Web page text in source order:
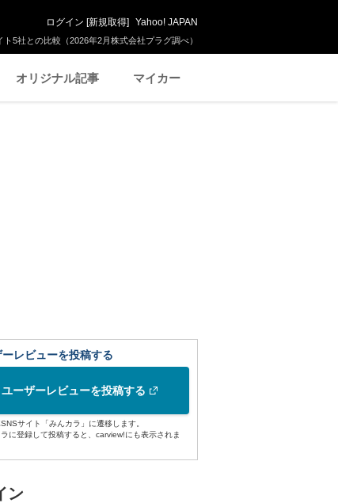
5社との比較（2026年2月株式会社プラグ調べ）
ログイン [新規取得] Yahoo! JAPAN
オリジナル記事 マイカー
レビューを投稿する
ユーザーレビューを投稿する
サイト「みんカラ」に遷移します。
に登録して投稿すると、carview!にも表示されま
ン